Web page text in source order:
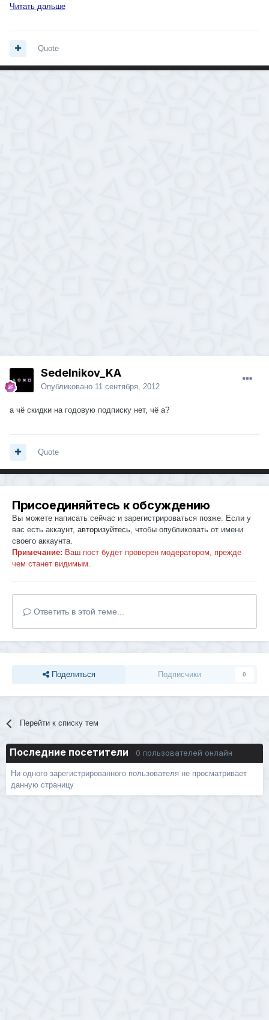
Читать дальше
Quote
Sedelnikov_KA
Опубликовано 11 сентября, 2012
а чё скидки на годовую подписку нет, чё а?
Quote
Присоединяйтесь к обсуждению
Вы можете написать сейчас и зарегистрироваться позже. Если у
вас есть аккаунт, авторизуйтесь, чтобы опубликовать от имени
своего аккаунта.
Примечание: Ваш пост будет проверен модератором, прежде
чем станет видимым.
Ответить в этой теме...
Поделиться Подписчики 0
Перейти к списку тем
Последние посетители 0 пользователей онлайн
Ни одного зарегистрированного пользователя не просматривает
данную страницу